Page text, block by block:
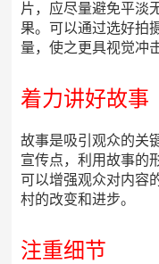
片，应尽量避免平淡
果。可以通过选好拍
量，使之更具视觉冲
着力讲好故事
故事是吸引观众的关
宣传点，利用故事的
可以增强观众对内容
村的改变和进步。
注重细节